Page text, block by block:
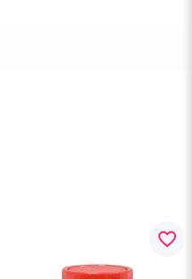
favorite_border